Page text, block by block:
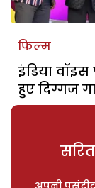
फिल्म
इंडिया
हुए दिग्गज